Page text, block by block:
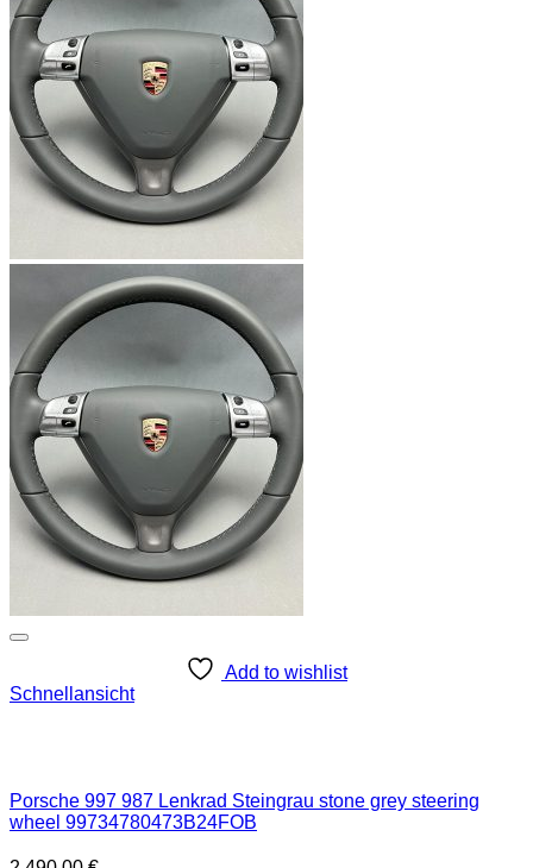
Add to wishlist
Schnellansicht
Porsche 997 987 Lenkrad Steingrau stone grey steering
wheel 99734780473B24FOB